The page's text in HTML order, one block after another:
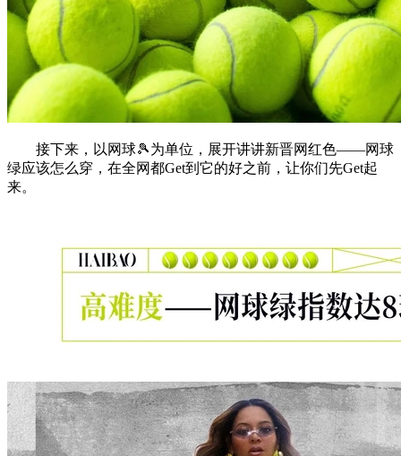
接下来，以网球🎾为单位，展开讲讲新晋网红色——网球
绿应该怎么穿，在全网都Get到它的好之前，让你们先Get起
来。